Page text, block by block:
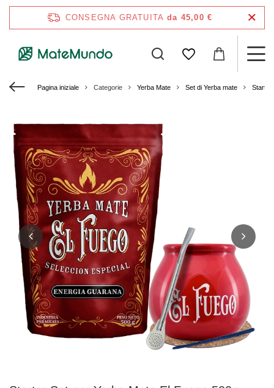
CONSEGNA GRATUITA da 45,00 €
Pagina iniziale Categorie Yerba Mate Set di Yerba mate Starter